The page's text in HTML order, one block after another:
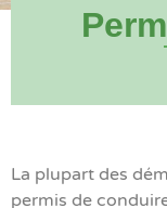
La plupart des
permis de